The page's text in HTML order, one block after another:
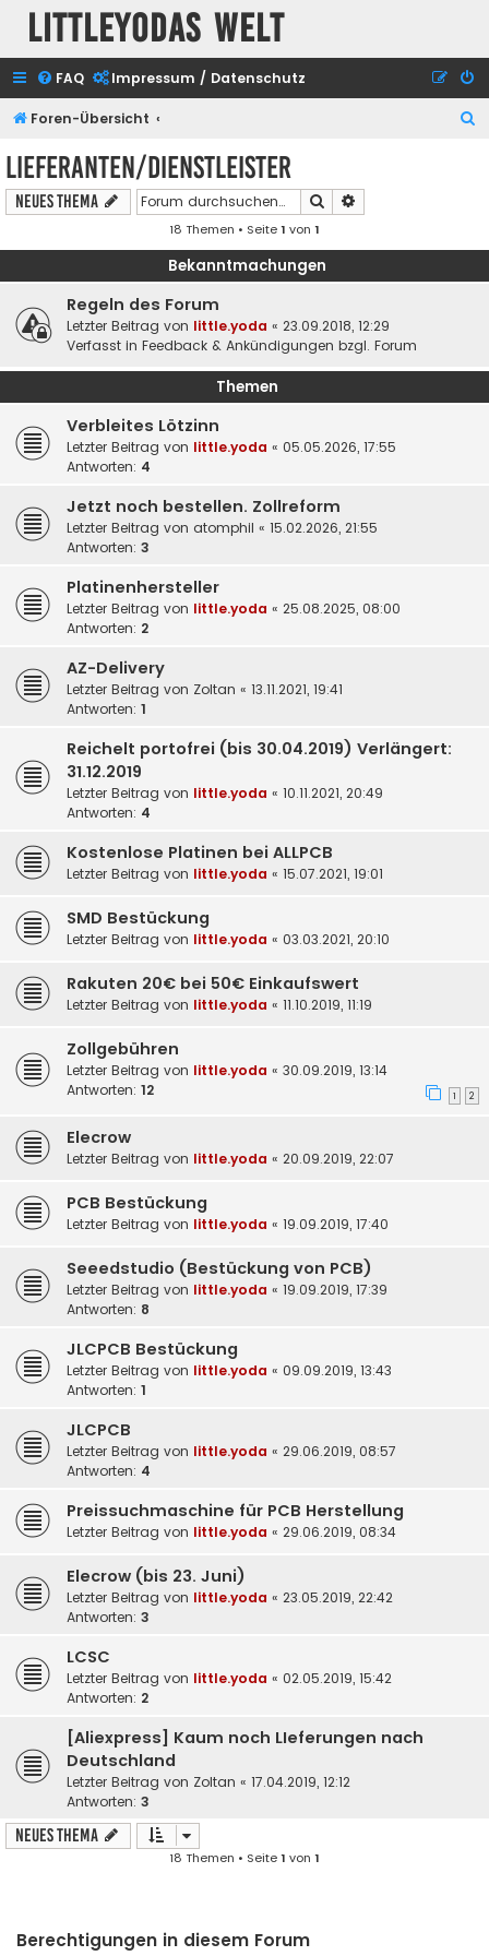
Littleyodas Welt
FAQ Impressum / Datenschutz
Foren-Übersicht
Lieferanten/Dienstleister
Neues Thema Suche
18 Themen • Seite1 von 1
Bekanntmachungen
Regeln des Forum
Letzter Beitrag von little.yoda « 23.09.2018, 12:29
Verfasst in Feedback & Ankündigungen bzgl. Forum
Themen
Verbleites Lötzinn
Letzter Beitrag von little.yoda « 05.05.2026, 17:55
Antworten: 4
Jetzt noch bestellen. Zollreform
Letzter Beitrag von atomphil « 15.02.2026, 21:55
Antworten: 3
Platinenhersteller
Letzter Beitrag von little.yoda « 25.08.2025, 08:00
Antworten: 2
AZ-Delivery
Letzter Beitrag von Zoltan « 13.11.2021, 19:41
Antworten: 1
Reichelt portofrei (bis 30.04.2019) Verlängert:
31.12.2019
Letzter Beitrag von little.yoda « 10.11.2021, 20:49
Antworten: 4
Kostenlose Platinen bei ALLPCB
Letzter Beitrag von little.yoda « 15.07.2021, 19:01
SMD Bestückung
Letzter Beitrag von little.yoda « 03.03.2021, 20:10
Rakuten 20€ bei 50€ Einkaufswert
Letzter Beitrag von little.yoda « 11.10.2019, 11:19
Zollgebühren
Letzter Beitrag von little.yoda « 30.09.2019, 13:14
Antworten: 12 1 2
Elecrow
Letzter Beitrag von little.yoda « 20.09.2019, 22:07
PCB Bestückung
Letzter Beitrag von little.yoda « 19.09.2019, 17:40
Seeedstudio (Bestückung von PCB)
Letzter Beitrag von little.yoda « 19.09.2019, 17:39
Antworten: 8
JLCPCB Bestückung
Letzter Beitrag von little.yoda « 09.09.2019, 13:43
Antworten: 1
JLCPCB
Letzter Beitrag von little.yoda « 29.06.2019, 08:57
Antworten: 4
Preissuchmaschine für PCB Herstellung
Letzter Beitrag von little.yoda « 29.06.2019, 08:34
Elecrow (bis 23. Juni)
Letzter Beitrag von little.yoda « 23.05.2019, 22:42
Antworten: 3
LCSC
Letzter Beitrag von little.yoda « 02.05.2019, 15:42
Antworten: 2
[Aliexpress] Kaum noch LIeferungen nach
Deutschland
Letzter Beitrag von Zoltan « 17.04.2019, 12:12
Antworten: 3
Neues Thema
18 Themen • Seite1 von 1
Berechtigungen in diesem Forum